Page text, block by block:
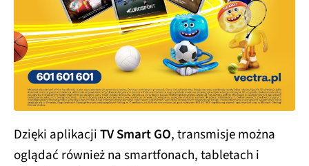
Dzięki aplikacjiTV Smart GO, transmisje można
oglądać również na smartfonach, tabletach i